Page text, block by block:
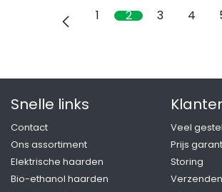
1 2 3 4
Snelle links
Contact
Ons assortiment
Elektrische haarden
Bio-ethanol haarden
Veel
Prijs
Storing